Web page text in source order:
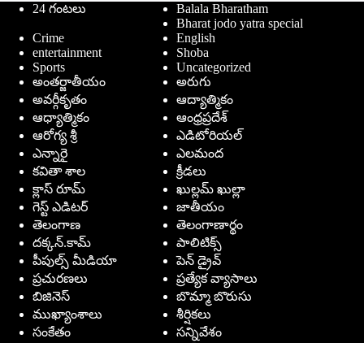
24 గంటలు
Balala Bharatham
Bharat jodo yatra special
Crime
English
entertainment
Shoba
Sports
Uncategorized
అంతర్జాతీయం
అరుగు
అవర్గీకృతం
ఆద్యాత్మికం
ఆధ్యాత్మికం
ఆంధ్రప్రదేశ్
ఆరోగ్య శ్రీ
ఎడిటోరియల్
ఎన్నారై
ఎలమంద
కవితా శాల
క్రీడలు
క్లాస్ రూమ్
ఖుల్లమ్ ఖుల్లా
గెస్ట్ ఎడిటర్
జాతీయం
తెలంగాణ
తెలంగాణార్థం
దక్కన్.కామ్
పాలిటిక్స్
పీపుల్స్ ‌మీడియా
పెన్ డ్రైవ్
ప్రచురణలు
ప్రత్యేక వ్యాసాలు
బిజినెస్
బొమ్మా బొరుసు
ముఖ్యాంశాలు
శీర్షికలు
సంకేతం
సన్నివేశం